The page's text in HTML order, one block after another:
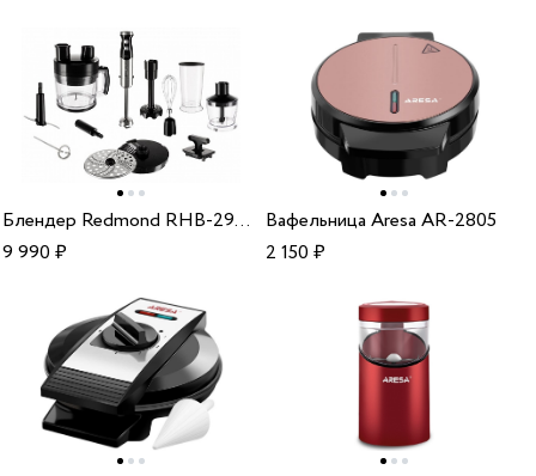
Блендер Redmond RHB-2964 black chrome
9 990₽
Вафельница Aresa AR-2805
2 150₽